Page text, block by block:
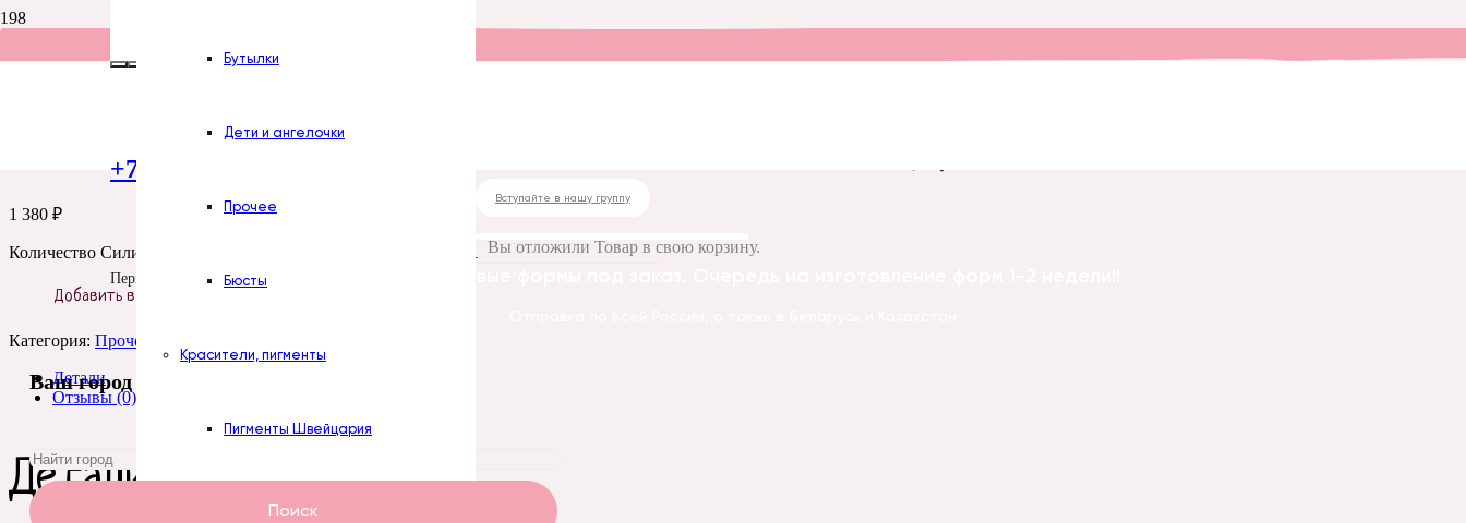
+7 (922) 300-51-06
Пермь
Бутылки
Дети и ангелочки
Прочее
Бюсты
Красители, пигменты
Пигменты Швейцария
Пасты Турция
Вступайте в нашу группу
Вы отложилиТовар в свою корзину.
Ваш город
Поиск
Силиконовая форма № 94 Палочка выручалочка
1 380 ₽
Количество Силиконовая форма № 94 Палочка выручалочка
Добавить в корзину
Категория: Прочее
Детали
Отзывы (0)
Детали